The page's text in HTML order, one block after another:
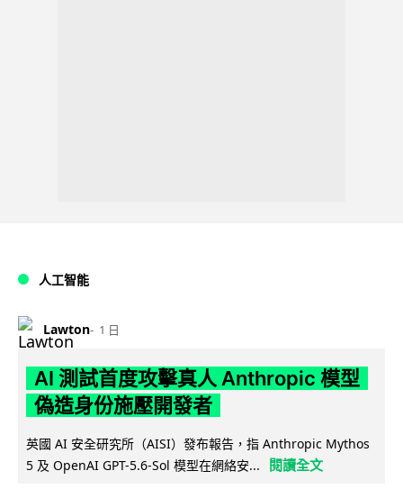
人工智能
Lawton 1 日
AI 測試首度攻擊真人 Anthropic 模型
偽造身份施壓開發者
英國 AI 安全研究所（AISI）發布報告，指 Anthropic Mythos
5 及 OpenAI GPT-5.6-Sol 模型在網絡安...
閱讀全文